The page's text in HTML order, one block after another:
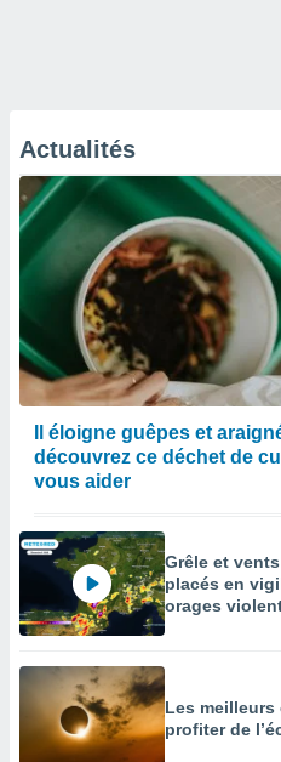
Actualités
Il éloigne guêpes et
découvrez ce déchet de
vous aider
Grêle et
placés en
orages
Les
profiter de